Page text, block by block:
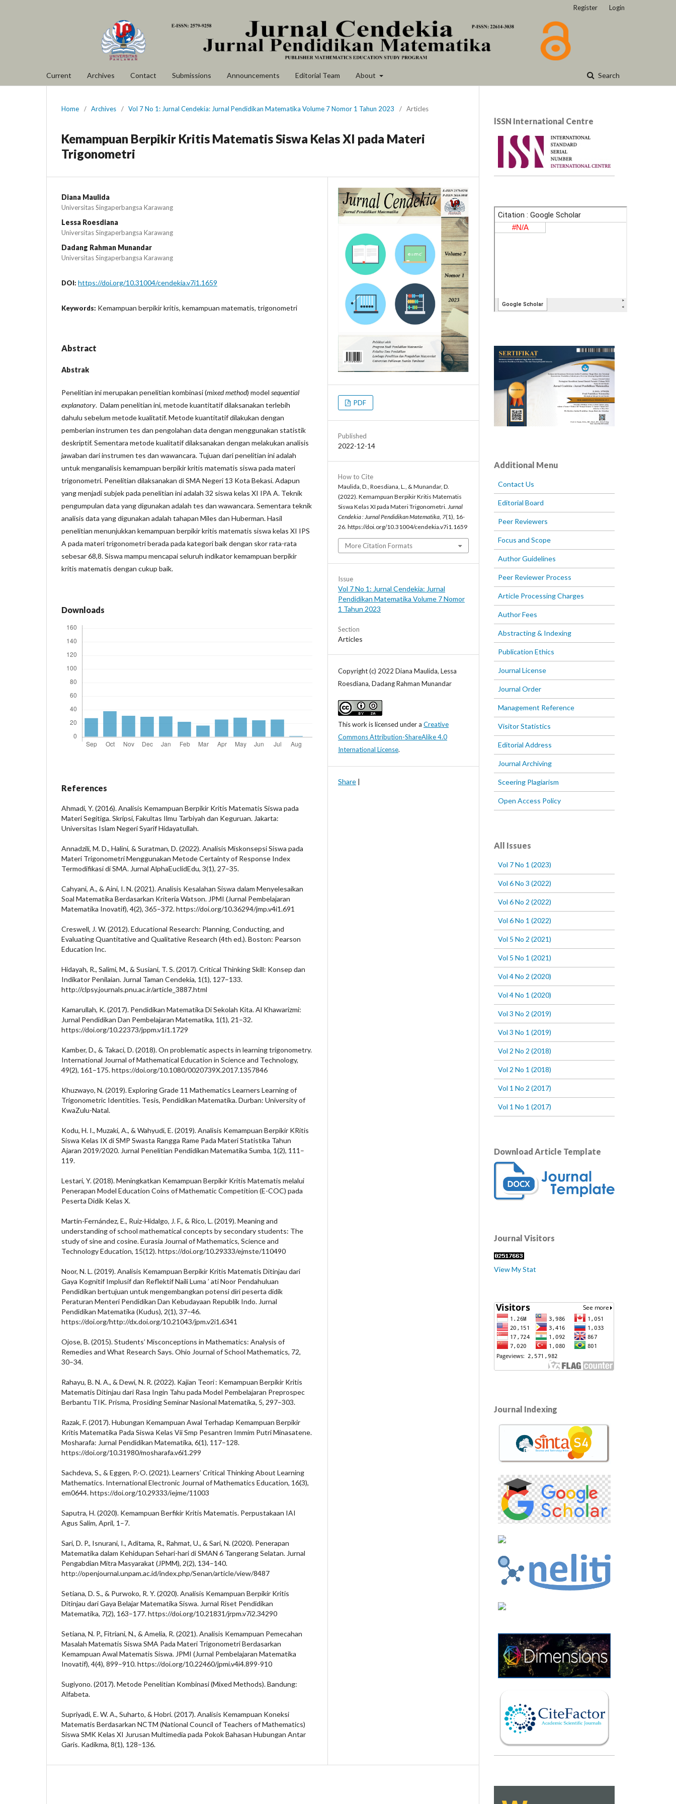
Current Archives Contact Submissions Announcements Editorial Team About Search
Register Login
Home / Archives / Vol 7 No 1: Jurnal Cendekia: Jurnal Pendidikan Matematika Volume 7 Nomor 1 Tahun 2023 / Articles
Kemampuan Berpikir Kritis Matematis Siswa Kelas XI pada Materi
Trigonometri
Diana Maulida
Universitas Singaperbangsa Karawang
Lessa Roesdiana
Universitas Singaperbangsa Karawang
Dadang Rahman Munandar
Universitas Singaperbangsa Karawang
DOI: https://doi.org/10.31004/cendekia.v7i1.1659
Keywords: Kemampuan berpikir kritis, kemampuan matematis, trigonometri
Abstract
Abstrak
Penelitian ini merupakan penelitian kombinasi (mixed method) model sequential
explanatory. Dalam penelitian ini, metode kuantitatif dilaksanakan terlebih
dahulu sebelum metode kualitatif. Metode kuantitatif dilakukan dengan
pemberian instrumen tes dan pengolahan data dengan menggunakan statistik
deskriptif. Sementara metode kualitatif dilaksanakan dengan melakukan analisis
jawaban dari instrumen tes dan wawancara. Tujuan dari penelitian ini adalah
untuk menganalisis kemampuan berpikir kritis matematis siswa pada materi
trigonometri. Penelitian dilaksanakan di SMA Negeri 13 Kota Bekasi. Adapun
yang menjadi subjek pada penelitian ini adalah 32 siswa kelas XI IPA A. Teknik
pengumpulan data yang digunakan adalah tes dan wawancara. Sementara teknik
analisis data yang digunakan adalah tahapan Miles dan Huberman. Hasil
penelitian menunjukkan kemampuan berpikir kritis matematis siswa kelas XI IPS
A pada materi trigonometri berada pada kategori baik dengan skor rata-rata
sebesar 68,8. Siswa mampu mencapai seluruh indikator kemampuan berpikir
kritis matematis dengan cukup baik.
Downloads
References
Ahmadi, Y. (2016). Analisis Kemampuan Berpikir Kritis Matematis Siswa pada
Materi Segitiga. Skripsi, Fakultas Ilmu Tarbiyah dan Keguruan. Jakarta:
Universitas Islam Negeri Syarif Hidayatullah.
Annadzili, M. D., Halini, & Suratman, D. (2022). Analisis Miskonsepsi Siswa pada
Materi Trigonometri Menggunakan Metode Certainty of Response Index
Termodifikasi di SMA. Jurnal AlphaEuclidEdu, 3(1), 27–35.
Cahyani, A., & Aini, I. N. (2021). Analisis Kesalahan Siswa dalam Menyelesaikan
Soal Matematika Berdasarkan Kriteria Watson. JPMI (Jurnal Pembelajaran
Matematika Inovatif), 4(2), 365–372. https://doi.org/10.36294/jmp.v4i1.691
Creswell, J. W. (2012). Educational Research: Planning, Conducting, and
Evaluating Quantitative and Qualitative Research (4th ed.). Boston: Pearson
Education Inc.
Hidayah, R., Salimi, M., & Susiani, T. S. (2017). Critical Thinking Skill: Konsep dan
Indikator Penilaian. Jurnal Taman Cendekia, 1(1), 127–133.
http://clpsy.journals.pnu.ac.ir/article_3887.html
Kamarullah, K. (2017). Pendidikan Matematika Di Sekolah Kita. Al Khawarizmi:
Jurnal Pendidikan Dan Pembelajaran Matematika, 1(1), 21–32.
https://doi.org/10.22373/jppm.v1i1.1729
Kamber, D., & Takaci, D. (2018). On problematic aspects in learning trigonometry.
International Journal of Mathematical Education in Science and Technology,
49(2), 161–175. https://doi.org/10.1080/0020739X.2017.1357846
Khuzwayo, N. (2019). Exploring Grade 11 Mathematics Learners Learning of
Trigonometric Identities. Tesis, Pendidikan Matematika. Durban: University of
KwaZulu-Natal.
Kodu, H. I., Muzaki, A., & Wahyudi, E. (2019). Analisis Kemampuan Berpikir KRitis
Siswa Kelas IX di SMP Swasta Rangga Rame Pada Materi Statistika Tahun
Ajaran 2019/2020. Jurnal Penelitian Pendidikan Matematika Sumba, 1(2), 111–
119.
Lestari, Y. (2018). Meningkatkan Kemampuan Berpikir Kritis Matematis melalui
Penerapan Model Education Coins of Mathematic Competition (E-COC) pada
Peserta Didik Kelas X.
Martín-Fernández, E., Ruiz-Hidalgo, J. F., & Rico, L. (2019). Meaning and
understanding of school mathematical concepts by secondary students: The
study of sine and cosine. Eurasia Journal of Mathematics, Science and
Technology Education, 15(12). https://doi.org/10.29333/ejmste/110490
Noor, N. L. (2019). Analisis Kemampuan Berpikir Kritis Matematis Ditinjau dari
Gaya Kognitif Implusif dan Reflektif Naili Luma ’ ati Noor Pendahuluan
Pendidikan bertujuan untuk mengembangkan potensi diri peserta didik
Peraturan Menteri Pendidikan Dan Kebudayaan Republik Indo. Jurnal
Pendidikan Matematika (Kudus), 2(1), 37–46.
https://doi.org/http://dx.doi.org/10.21043/jpm.v2i1.6341
Ojose, B. (2015). Students’ Misconceptions in Mathematics: Analysis of
Remedies and What Research Says. Ohio Journal of School Mathematics, 72,
30–34.
Rahayu, B. N. A., & Dewi, N. R. (2022). Kajian Teori : Kemampuan Berpikir Kritis
Matematis Ditinjau dari Rasa Ingin Tahu pada Model Pembelajaran Preprospec
Berbantu TIK. Prisma, Prosiding Seminar Nasional Matematika, 5, 297–303.
Razak, F. (2017). Hubungan Kemampuan Awal Terhadap Kemampuan Berpikir
Kritis Matematika Pada Siswa Kelas Vii Smp Pesantren Immim Putri Minasatene.
Mosharafa: Jurnal Pendidikan Matematika, 6(1), 117–128.
https://doi.org/10.31980/mosharafa.v6i1.299
Sachdeva, S., & Eggen, P.-O. (2021). Learners’ Critical Thinking About Learning
Mathematics. International Electronic Journal of Mathematics Education, 16(3),
em0644. https://doi.org/10.29333/iejme/11003
Saputra, H. (2020). Kemampuan Berfikir Kritis Matematis. Perpustakaan IAI
Agus Salim, April, 1–7.
Sari, D. P., Isnurani, I., Aditama, R., Rahmat, U., & Sari, N. (2020). Penerapan
Matematika dalam Kehidupan Sehari-hari di SMAN 6 Tangerang Selatan. Jurnal
Pengabdian Mitra Masyarakat (JPMM), 2(2), 134–140.
http://openjournal.unpam.ac.id/index.php/Senan/article/view/8487
Setiana, D. S., & Purwoko, R. Y. (2020). Analisis Kemampuan Berpikir Kritis
Ditinjau dari Gaya Belajar Matematika Siswa. Jurnal Riset Pendidikan
Matematika, 7(2), 163–177. https://doi.org/10.21831/jrpm.v7i2.34290
Setiana, N. P., Fitriani, N., & Amelia, R. (2021). Analisis Kemampuan Pemecahan
Masalah Matematis Siswa SMA Pada Materi Trigonometri Berdasarkan
Kemampuan Awal Matematis Siswa. JPMI (Jurnal Pembelajaran Matematika
Inovatif), 4(4), 899–910. https://doi.org/10.22460/jpmi.v4i4.899-910
Sugiyono. (2017). Metode Penelitian Kombinasi (Mixed Methods). Bandung:
Alfabeta.
Supriyadi, E. W. A., Suharto, & Hobri. (2017). Analisis Kemampuan Koneksi
Matematis Berdasarkan NCTM (National Council of Teachers of Mathematics)
Siswa SMK Kelas XI Jurusan Multimedia pada Pokok Bahasan Hubungan Antar
Garis. Kadikma, 8(1), 128–136.
PDF
Published
2022-12-14
How to Cite
Maulida, D., Roesdiana, L., & Munandar, D.
(2022). Kemampuan Berpikir Kritis Matematis
Siswa Kelas XI pada Materi Trigonometri. Jurnal
Cendekia : Jurnal Pendidikan Matematika, 7(1), 16-
26. https://doi.org/10.31004/cendekia.v7i1.1659
More Citation Formats
Issue
Vol 7 No 1: Jurnal Cendekia: Jurnal
Pendidikan Matematika Volume 7 Nomor
1 Tahun 2023
Section
Articles
Copyright (c) 2022 Diana Maulida, Lessa
Roesdiana, Dadang Rahman Munandar
This work is licensed under a Creative
Commons Attribution-ShareAlike 4.0
International License.
Share |
lSSN International Centre
Additional Menu
Contact Us
Editorial Board
Peer Reviewers
Focus and Scope
Author Guidelines
Peer Reviewer Process
Article Processing Charges
Author Fees
Abstracting & Indexing
Publication Ethics
Journal License
Journal Order
Management Reference
Visitor Statistics
Editorial Address
Journal Archiving
Sceering Plagiarism
Open Access Policy
All Issues
Vol 7 No 1 (2023)
Vol 6 No 3 (2022)
Vol 6 No 2 (2022)
Vol 6 No 1 (2022)
Vol 5 No 2 (2021)
Vol 5 No 1 (2021)
Vol 4 No 2 (2020)
Vol 4 No 1 (2020)
Vol 3 No 2 (2019)
Vol 3 No 1 (2019)
Vol 2 No 2 (2018)
Vol 2 No 1 (2018)
Vol 1 No 2 (2017)
Vol 1 No 1 (2017)
Download Article Template
Journal Visitors
View My Stat
Journal Indexing